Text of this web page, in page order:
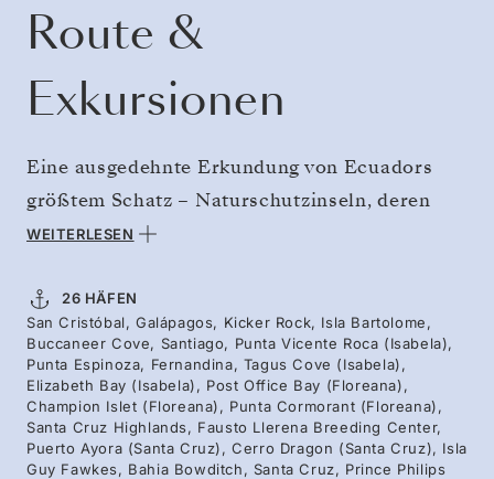
Route &
Exkursionen
Eine ausgedehnte Erkundung von Ecuadors
größtem Schatz – Naturschutzinseln, deren
Name von den ikonischen Riesenschildkröten
Begegnen Sie ihnen auf Santa Cruz als Teil
einer Kreuzfahrt, die zunächst westwärts zu
vulkanischen Inseln mit Mangroven, Riffen
und Lavaformationen führt, dann weiter zu den
farbenfrohen Seevogelkolonien des Nordens
und zum außergewöhnlichen Española, der
WEITERLESEN
26 HÄFEN
San Cristóbal, Galápagos, Kicker Rock, Isla Bartolome,
Buccaneer Cove, Santiago, Punta Vicente Roca (Isabela),
Punta Espinoza, Fernandina, Tagus Cove (Isabela),
Elizabeth Bay (Isabela), Post Office Bay (Floreana),
Champion Islet (Floreana), Punta Cormorant (Floreana),
Santa Cruz Highlands, Fausto Llerena Breeding Center,
Puerto Ayora (Santa Cruz), Cerro Dragon (Santa Cruz), Isla
Guy Fawkes, Bahia Bowditch, Santa Cruz, Prince Philips